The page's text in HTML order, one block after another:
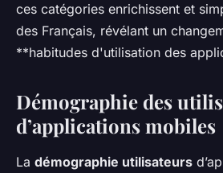
ces catégories enrichissent et
des Français, révélant un
**habitudes d'utilisation des
Démographie des
d’applications mobiles
La démographie utilisateurs